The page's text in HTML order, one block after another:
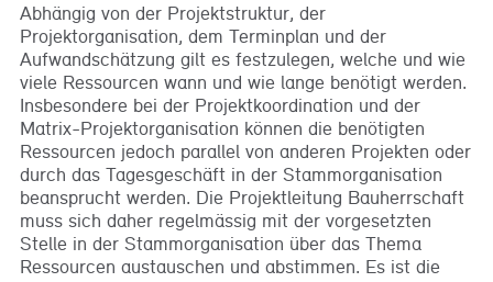
Abhängig von der Projektstruktur, der
Projektorganisation, dem Terminplan und der
Aufwandschätzung gilt es festzulegen, welche und wie
viele Ressourcen wann und wie lange benötigt werden.
Insbesondere bei der Projektkoordination und der
Matrix-Projektorganisation können die benötigten
Ressourcen jedoch parallel von anderen Projekten oder
durch das Tagesgeschäft in der Stammorganisation
beansprucht werden. Die Projektleitung Bauherrschaft
muss sich daher regelmässig mit der vorgesetzten
Stelle in der Stammorganisation über das Thema
Ressourcen austauschen und abstimmen. Es ist die